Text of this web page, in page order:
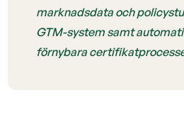
marknadsdata och
GTM-system samt
förnybara